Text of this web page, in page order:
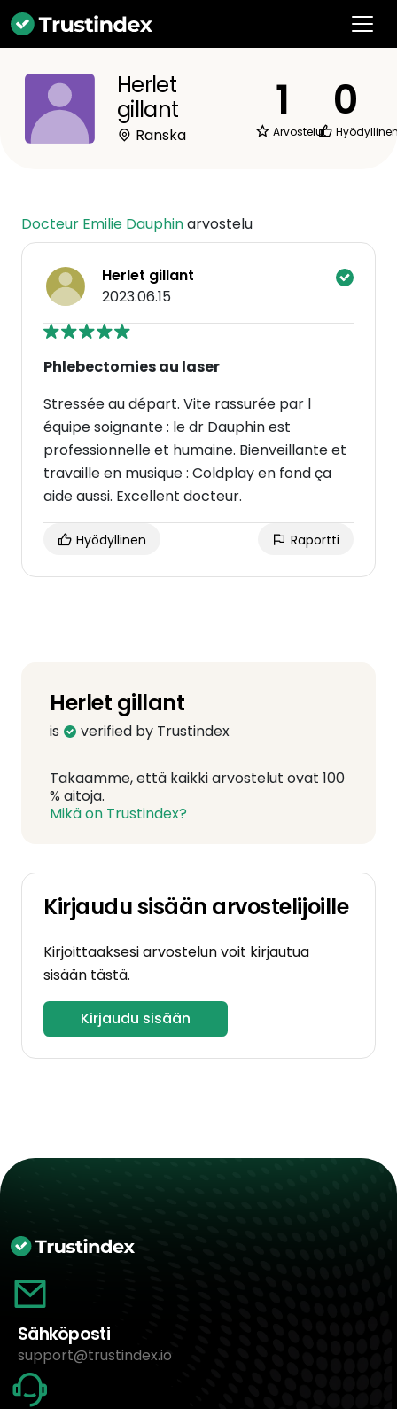
Herlet
gillant
Ranska
1
Arvostelut
0
Docteur Emilie Dauphinarvostelu
Herlet gillant
2023.06.15
Phlebectomies au laser
Stressée au départ. Vite rassurée par l
équipe soignante : le dr Dauphin est
professionnelle et humaine. Bienveillante et
travaille en musique : Coldplay en fond ça
aide aussi. Excellent docteur.
Hyödyllinen Raportti
Herlet gillant
is verified by Trustindex
Takaamme, että kaikki arvostelut ovat 100
% aitoja.
Mikä on Trustindex?
Kirjaudu sisään arvostelijoille
Kirjoittaaksesi arvostelun voit kirjautua
sisään tästä.
Kirjaudu sisään
Sähköposti
support@trustindex.io